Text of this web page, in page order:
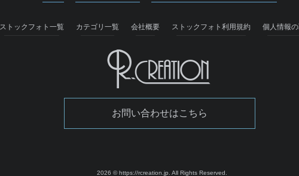
ストックフォト一覧 カテゴリ一覧 会社概要 ストックフォト利用規約 個人情報
お問い合わせはこちら
2026 © https://rcreation.jp. All Rights Reserved.